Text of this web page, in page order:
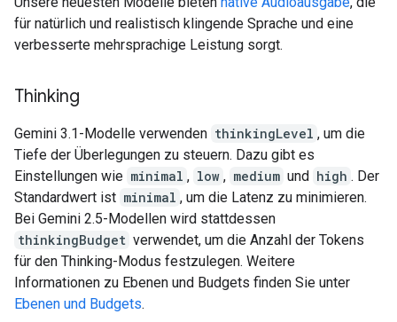
für natürlich und realistisch klingende Sprache und eine
verbesserte mehrsprachige Leistung sorgt.
Thinking
Gemini 3.1-Modelle verwenden thinkingLevel , um die
Tiefe der Überlegungen zu steuern. Dazu gibt es
Einstellungen wie minimal , low , medium und high . Der
Standardwert ist minimal , um die Latenz zu minimieren.
Bei Gemini 2.5-Modellen wird stattdessen
thinkingBudget verwendet, um die Anzahl der Tokens
für den Thinking-Modus festzulegen. Weitere
Informationen zu Ebenen und Budgets finden Sie unter
Ebenen und Budgets.